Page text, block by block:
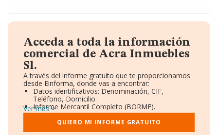
Acceda a toda la información
comercial de Acra Inmuebles
Sl.
A través del informe gratuito que te proporcionamos
desde Einforma, donde vas a encontrar:
Datos identificativos: Denominación, CIF,
Teléfono, Domicilio.
Informe Mercantil Completo (BORME).
Gráficos de Evolución Ventas y Empleados.
Consejo de Administración y Administradores.
Directivos y Ejecutivos.
Ver más
QUIERO MI INFORME GRATUITO